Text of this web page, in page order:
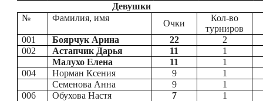
Девушки
№
Фамилия, имя
Очки
Кол-во
турниров
001
Боярчук Арина 22
2
002
Астапчик Дарья 11
1
Малухо Елена
11
1
004
Норман Ксения 9
1
Семенова Анна
9
1
006
Обухова Настя 7 1